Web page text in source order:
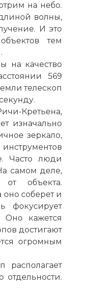
на небо.
волны,
И это
тем
на качество
569
телескоп
Кретьена,
изначально
зеркало,
Часто люди
самом деле,
объекта.
оно соберет и
фокусирует
Оно кажется
достигают
огромным